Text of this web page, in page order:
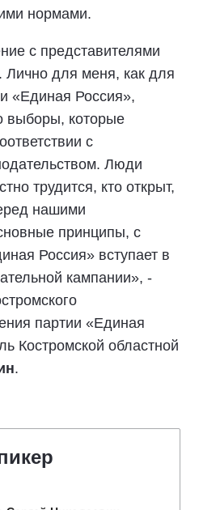
нормами.
с представителями
Лично для меня, как для
«Единая Россия»,
выборы, которые
трудится, кто открыт,
нашими
Россия» вступает в